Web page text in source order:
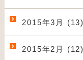
2015年3月 (13)
2015年2月 (12)